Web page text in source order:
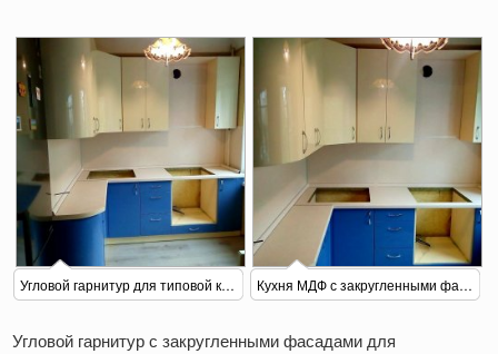
Угловой гарнитур для типовой кухни Кухня МДФ с закругленными фасадами
Угловой гарнитур с закругленными фасадами для